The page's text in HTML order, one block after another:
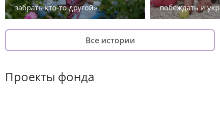
забрать кто-то другой»
побеждать и
Все истории
Проекты фонда